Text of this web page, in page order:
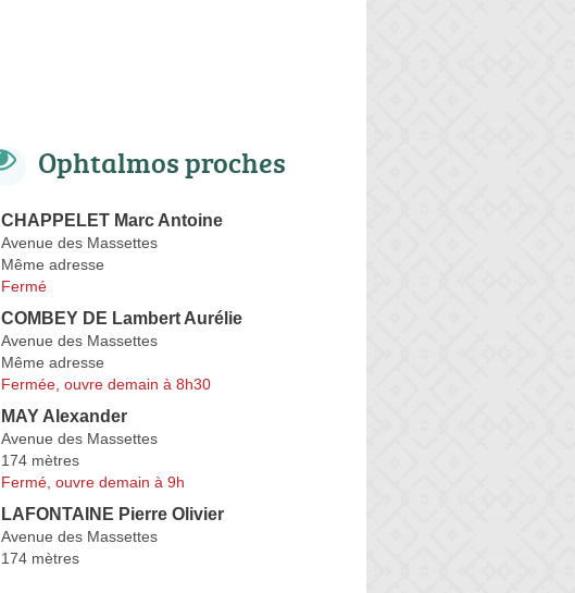
Ophtalmos proches
CHAPPELET Marc Antoine
Avenue des Massettes
Même adresse
Fermé
COMBEY DE Lambert Aurélie
Avenue des Massettes
Même adresse
Fermée, ouvre demain à 8h30
MAY Alexander
Avenue des Massettes
174 mètres
Fermé, ouvre demain à 9h
LAFONTAINE Pierre Olivier
Avenue des Massettes
174 mètres